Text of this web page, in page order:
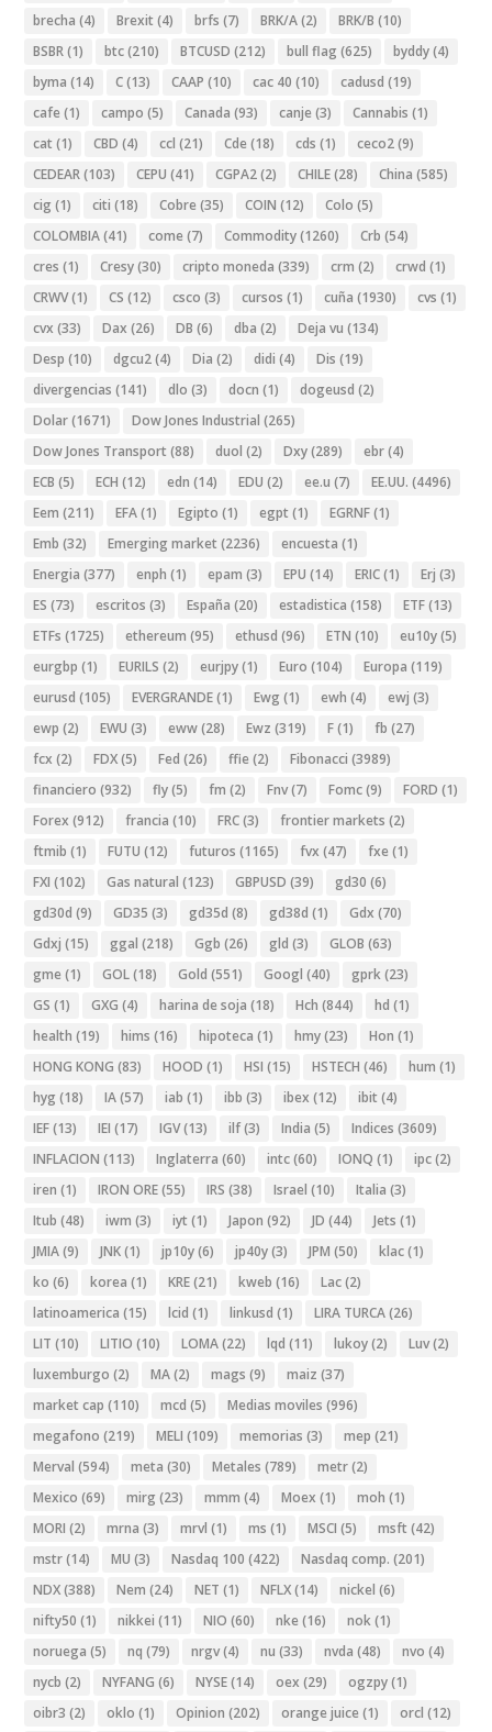
brecha (4) Brexit (4) brfs (7) BRK/A(2) BRK/B (10)
BSBR(1) btc(210) BTCUSD (212) bull flag (625) byddy(4)
byma (14) C(13) CAAP (10) cac 40 (10) cadusd (19)
cafe (1) campo (5) Canada (93) canje (3) Cannabis (1)
cat (1) CBD (4) ccl (21) Cde (18) cds (1) ceco2(9)
CEDEAR(103) CEPU (41) CGPA2(2) CHILE(28) China (585)
cig (1) citi (18) Cobre (35) COIN (12) Colo (5)
COLOMBIA(41) come (7) Commodity(1260) Crb (54)
cres (1) Cresy(30) cripto moneda (339) crm (2) crwd (1)
CRWV(1) CS (12) csco (3) cursos (1) cuña (1930) cvs (1)
cvx (33) Dax (26) DB (6) dba (2) Deja vu (134)
Desp (10) dgcu2(4) Dia (2) didi (4) Dis (19)
divergencias (141) dlo (3) docn (1) dogeusd (2)
Dolar(1671) Dow Jones Industrial (265)
Dow Jones Transport (88) duol (2) Dxy(289) ebr(4)
ECB (5) ECH (12) edn (14) EDU (2) ee.u (7) EE.UU. (4496)
Eem (211) EFA(1) Egipto (1) egpt (1) EGRNF(1)
Emb (32) Emerging market (2236) encuesta (1)
Energia (377) enph (1) epam (3) EPU (14) ERIC(1) Erj (3)
ES (73) escritos (3) España (20) estadistica (158) ETF(13)
ETFs (1725) ethereum (95) ethusd (96) ETN (10) eu10y(5)
eurgbp (1) EURILS (2) eurjpy(1) Euro (104) Europa (119)
eurusd (105) EVERGRANDE(1) Ewg (1) ewh (4) ewj (3)
ewp (2) EWU (3) eww(28) Ewz (319) F(1) fb (27)
fcx (2) FDX(5) Fed (26) ffie (2) Fibonacci (3989)
financiero (932) fly(5) fm (2) Fnv(7) Fomc(9) FORD (1)
Forex (912) francia (10) FRC(3) frontier markets (2)
ftmib (1) FUTU (12) futuros (1165) fvx (47) fxe (1)
FXI (102) Gas natural (123) GBPUSD (39) gd30 (6)
gd30d (9) GD35 (3) gd35d (8) gd38d (1) Gdx (70)
Gdxj (15) ggal (218) Ggb (26) gld (3) GLOB (63)
gme (1) GOL(18) Gold (551) Googl (40) gprk(23)
GS (1) GXG (4) harina de soja (18) Hch (844) hd (1)
health (19) hims (16) hipoteca (1) hmy(23) Hon (1)
HONG KONG (83) HOOD (1) HSI (15) HSTECH (46) hum (1)
hyg (18) IA(57) iab (1) ibb (3) ibex (12) ibit (4)
IEF(13) IEI (17) IGV(13) ilf(3) India (5) Indices (3609)
INFLACION (113) Inglaterra (60) intc(60) IONQ (1) ipc(2)
iren (1) IRON ORE(55) IRS (38) Israel (10) Italia (3)
Itub (48) iwm (3) iyt (1) Japon (92) JD (44) Jets (1)
JMIA(9) JNK(1) jp10y(6) jp40y(3) JPM (50) klac(1)
ko (6) korea (1) KRE(21) kweb (16) Lac(2)
latinoamerica (15) lcid (1) linkusd (1) LIRA TURCA(26)
LIT (10) LITIO (10) LOMA(22) lqd (11) lukoy(2) Luv(2)
luxemburgo (2) MA(2) mags (9) maiz (37)
market cap (110) mcd (5) Medias moviles (996)
megafono (219) MELI (109) memorias (3) mep (21)
Merval (594) meta (30) Metales (789) metr(2)
Mexico (69) mirg (23) mmm (4) Moex (1) moh (1)
MORI (2) mrna (3) mrvl (1) ms (1) MSCI (5) msft (42)
mstr(14) MU (3) Nasdaq 100 (422) Nasdaq comp. (201)
NDX(388) Nem (24) NET (1) NFLX(14) nickel (6)
nifty50 (1) nikkei (11) NIO (60) nke (16) nok(1)
noruega (5) nq (79) nrgv(4) nu (33) nvda (48) nvo (4)
nycb (2) NYFANG (6) NYSE(14) oex (29) ogzpy(1)
oibr3 (2) oklo (1) Opinion (202) orange juice (1) orcl (12)